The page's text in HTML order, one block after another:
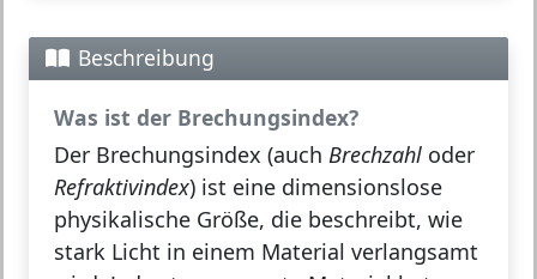
Beschreibung
Was ist der Brechungsindex?
Der Brechungsindex (auch Brechzahl oder
Refraktivindex) ist eine dimensionslose
physikalische Größe, die beschreibt, wie
stark Licht in einem Material verlangsamt